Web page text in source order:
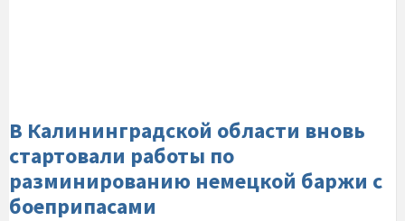
разминированию-
баржи-
с-
В Калининградской области вновь
стартовали работы по
разминированию немецкой баржи с
боеприпасами